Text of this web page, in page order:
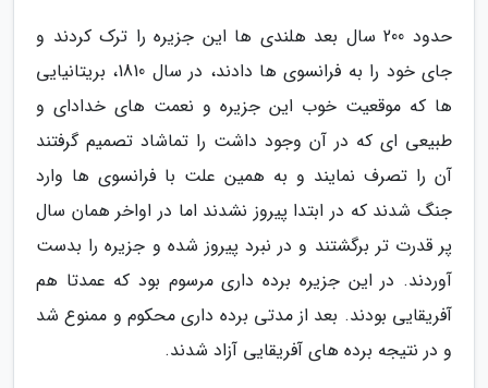
حدود 200 سال بعد هلندی ها این جزیره را ترک کردند و
جای خود را به فرانسوی ها دادند، در سال 1810، بریتانیایی
ها که موقعیت خوب این جزیره و نعمت های خدادای و
طبیعی ای که در آن وجود داشت را تماشاد تصمیم گرفتند
آن را تصرف نمایند و به همین علت با فرانسوی ها وارد
جنگ شدند که در ابتدا پیروز نشدند اما در اواخر همان سال
پر قدرت تر برگشتند و در نبرد پیروز شده و جزیره را بدست
آوردند. در این جزیره برده داری مرسوم بود که عمدتا هم
آفریقایی بودند. بعد از مدتی برده داری محکوم و ممنوع شد
و در نتیجه برده های آفریقایی آزاد شدند.